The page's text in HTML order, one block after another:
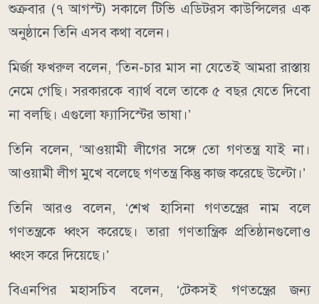
শুক্রবার (৭ আগস্ট) সকালে টিভি এডিটরস কাউন্সিলের এক
অনুষ্ঠানে তিনি এসব কথা বলেন।
মির্জা ফখরুল বলেন, ‘তিন-চার মাস না যেতেই আমরা রাস্তায়
নেমে গেছি। সরকারকে ব্যার্থ বলে তাকে ৫ বছর যেতে দিবো
না বলছি। এগুলো ফ্যাসিস্টের ভাষা।’
তিনি বলেন, ‘আওয়ামী লীগের সঙ্গে তো গণতন্ত্র যাই না।
আওয়ামী লীগ মুখে বলেছে গণতন্ত্র কিন্তু কাজ করেছে উল্টো।’
তিনি আরও বলেন, ‘শেখ হাসিনা গণতন্ত্রের নাম বলে
গণতন্ত্রকে ধ্বংস করেছে। তারা গণতান্ত্রিক প্রতিষ্ঠানগুলোও
ধ্বংস করে দিয়েছে।’
বিএনপির মহাসচিব বলেন, ‘টেকসই গণতন্ত্রের জন্য